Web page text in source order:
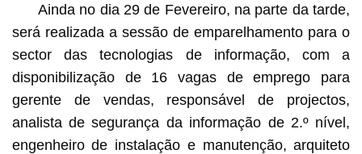
Ainda no dia 29 de Fevereiro, na parte da tarde,
será realizada a sessão de emparelhamento para o
sector das tecnologias de informação, com a
disponibilização de 16 vagas de emprego para
gerente de vendas, responsável de projectos,
analista de segurança da informação de 2.º nível,
engenheiro de instalação e manutenção, arquiteto